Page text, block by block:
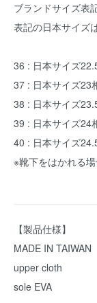
ブランドサイズ表
表記の日本サイズ
36 : 日本サイズ
37 : 日本サイズ23
38 : 日本サイズ
39 : 日本サイズ24
40 : 日本サイズ
※靴下をはかれる
【製品仕様】
MADE IN TAIWAN
upper cloth
sole EVA